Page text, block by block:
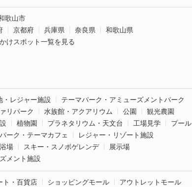
歌山市
京都府 兵庫県 奈良県
和歌山県
けスポット一覧を見る
・レジャー施設
テーマパーク・アミューズメントパーク
リパーク
水族館・アクアリウム 公園
観光農園
植物園 プラネタリウム・天文台 工場見学
プール
ーク・テーマカフェ
レジャー・リゾート施設
場
スキー・スノボゲレンデ
展示場
メント施設
ト・百貨店 ショッピングモール
アウトレットモール